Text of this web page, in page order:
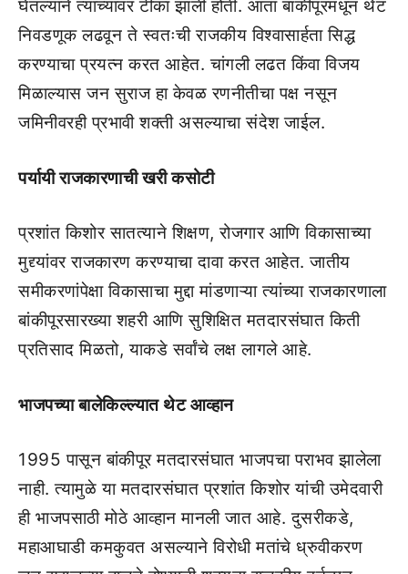
घेतल्याने त्यांच्यावर टीका झाली होती. आता बांकीपूरमधून थेट
निवडणूक लढवून ते स्वतःची राजकीय विश्वासार्हता सिद्ध
करण्याचा प्रयत्न करत आहेत. चांगली लढत किंवा विजय
मिळाल्यास जन सुराज हा केवळ रणनीतीचा पक्ष नसून
जमिनीवरही प्रभावी शक्ती असल्याचा संदेश जाईल.
पर्यायी राजकारणाची खरी कसोटी
प्रशांत किशोर सातत्याने शिक्षण, रोजगार आणि विकासाच्या
मुद्द्यांवर राजकारण करण्याचा दावा करत आहेत. जातीय
समीकरणांपेक्षा विकासाचा मुद्दा मांडणाऱ्या त्यांच्या राजकारणाला
बांकीपूरसारख्या शहरी आणि सुशिक्षित मतदारसंघात किती
प्रतिसाद मिळतो, याकडे सर्वांचे लक्ष लागले आहे.
भाजपच्या बालेकिल्ल्यात थेट आव्हान
1995 पासून बांकीपूर मतदारसंघात भाजपचा पराभव झालेला
नाही. त्यामुळे या मतदारसंघात प्रशांत किशोर यांची उमेदवारी
ही भाजपसाठी मोठे आव्हान मानली जात आहे. दुसरीकडे,
महाआघाडी कमकुवत असल्याने विरोधी मतांचे ध्रुवीकरण